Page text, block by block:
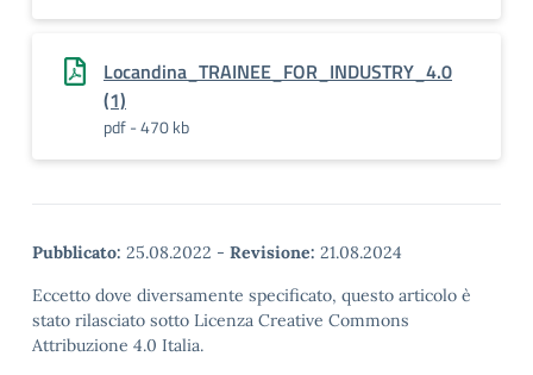
Locandina_TRAINEE_FOR_INDUSTRY_4.0
(1)
pdf - 470 kb
Pubblicato: 25.08.2022 - Revisione: 21.08.2024
Eccetto dove diversamente specificato, questo articolo è
stato rilasciato sotto Licenza Creative Commons
Attribuzione 4.0 Italia.